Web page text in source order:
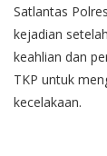
Satlantas
kejadian
keahlian dan
TKP untuk
kecelakaan.